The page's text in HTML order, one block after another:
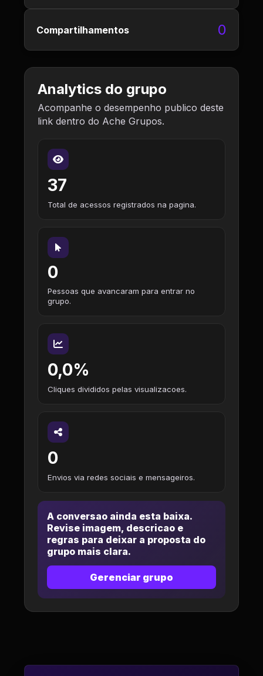
Compartilhamentos 0
Analytics do grupo
Acompanhe o desempenho publico deste
link dentro do Ache Grupos.
37
Total de acessos registrados na pagina.
0
Pessoas que avancaram para entrar no
grupo.
0,0%
Cliques divididos pelas visualizacoes.
0
Envios via redes sociais e mensageiros.
A conversao ainda esta baixa.
Revise imagem, descricao e
regras para deixar a proposta do
grupo mais clara.
Gerenciar grupo